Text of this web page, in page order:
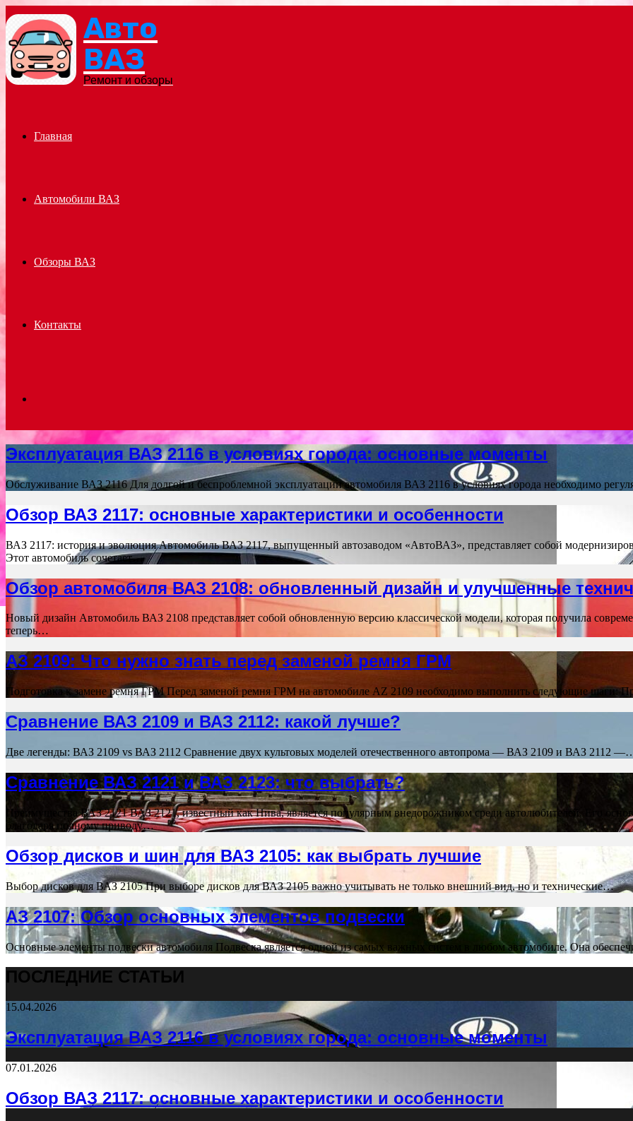
Menu
Авто
ВАЗ
Ремонт и обзоры
Главная
Автомобили ВАЗ
Обзоры ВАЗ
Контакты
for
Эксплуатация ВАЗ 2116 в условиях города: основные моменты
Обслуживание ВАЗ 2116 Для долгой и беспроблемной эксплуатации автомобиля ВАЗ 2116 в условиях города необходимо
Обзор ВАЗ 2117: основные характеристики и особенности
ВАЗ 2117: история и эволюция Автомобиль ВАЗ 2117, выпущенный автозаводом «АвтоВАЗ», представляет собой
Этот автомобиль сочетает…
Обзор автомобиля ВАЗ 2108: обновленный дизайн и улучшенные
Новый дизайн Автомобиль ВАЗ 2108 представляет собой обновленную версию классической модели, которая получила
теперь…
АЗ 2109: Что нужно знать перед заменой ремня ГРМ
Подготовка к замене ремня ГРМ Перед заменой ремня ГРМ на автомобиле AZ 2109 необходимо выполнить следующие шаги:
Сравнение ВАЗ 2109 и ВАЗ 2112: какой лучше?
Две легенды: ВАЗ 2109 vs ВАЗ 2112 Сравнение двух культовых моделей отечественного автопрома — ВАЗ 2109 и ВАЗ 2112
Сравнение ВАЗ 2121 и ВАЗ 2123: что выбрать?
Преимущества ВАЗ 2121 ВАЗ 2121, известный как Нива, является популярным внедорожником среди автолюбителей. Его
благодаря полному приводу…
Обзор дисков и шин для ВАЗ 2105: как выбрать лучшие
Выбор дисков для ВАЗ 2105 При выборе дисков для ВАЗ 2105 важно учитывать не только внешний вид, но и технические…
АЗ 2107: Обзор основных элементов подвески
Основные элементы подвески автомобиля Подвеска является одной из самых важных систем в любом автомобиле. Она
ПОСЛЕДНИЕ СТАТЬИ
15.04.2026
Эксплуатация ВАЗ 2116 в условиях города: основные моменты
07.01.2026
Обзор ВАЗ 2117: основные характеристики и особенности